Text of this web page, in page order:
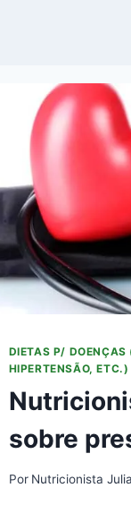
DIETAS P/ DOENÇAS
HIPERTENSÃO, ETC.)
sobre
Por Nutricionista